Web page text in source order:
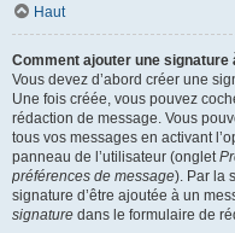
Haut
Comment ajouter une signature
Vous devez d’abord créer une
Une fois créée, vous pouvez
rédaction de message. Vous
tous vos messages en activant
panneau de l’utilisateur (onglet
préférences de message). Par la
signature d’être ajoutée à un
signature dans le formulaire de